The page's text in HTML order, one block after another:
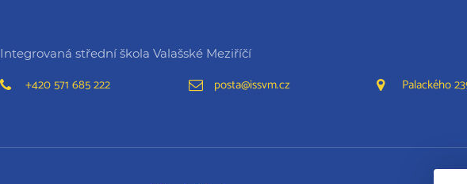
Integrovaná střední škola Valašské Meziříčí
+420 571 685 222 posta@issvm.cz Palackého